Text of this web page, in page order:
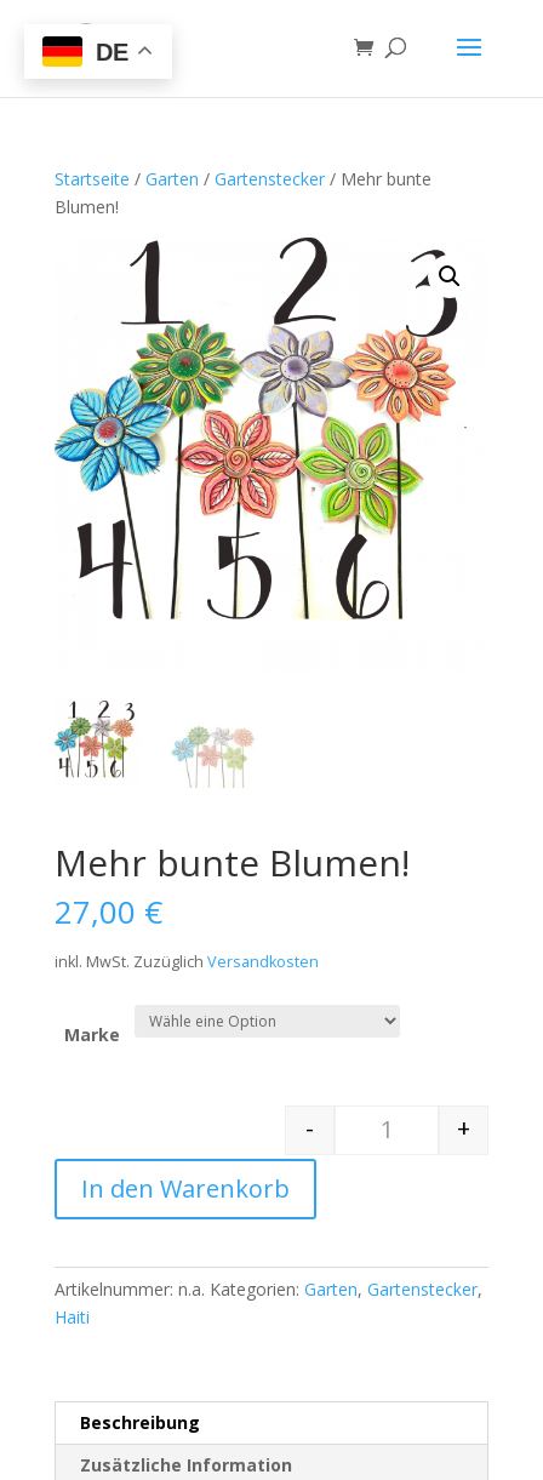
Startseite / Garten / Gartenstecker/ Mehr bunte
Blumen!
Mehr bunte Blumen!
27,00 €
inkl. MwSt. Zuzüglich Versandkosten
Marke
Quantity
-
+
In den Warenkorb
Artikelnummer: n.a. Kategorien: Garten, Gartenstecker,
Haiti
Beschreibung
Zusätzliche Information
DE